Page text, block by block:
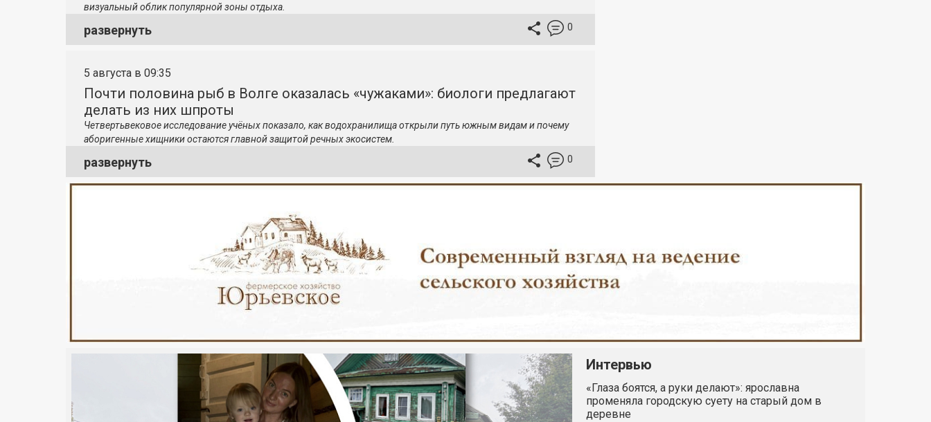
визуальный облик популярной зоны отдыха.
развернуть 0
5 августа в 09:35
Почти половина рыб в Волге оказалась «чужаками»: биологи предлагают
делать из них шпроты
Четвертьвековое исследование учёных показало, как водохранилища открыли путь южным видам и почему
аборигенные хищники остаются главной защитой речных экосистем.
развернуть 0
Интервью
«Глаза боятся, а руки делают»: ярославна
променяла городскую суету на старый дом в
деревне